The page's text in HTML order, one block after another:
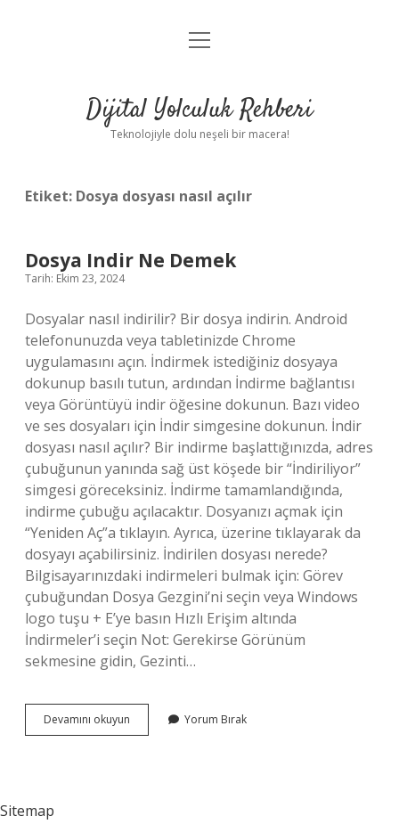
Anasayfa
Yasal Uyarı
menüyü
Dijital Yolculuk Rehberi
Teknolojiyle dolu neşeli bir macera!
Etiket: Dosya dosyası nasıl açılır
Dosya Indir Ne Demek
Tarih: Ekim 23, 2024
Dosyalar nasıl indirilir? Bir dosya indirin. Android
telefonunuzda veya tabletinizde Chrome
uygulamasını açın. İndirmek istediğiniz dosyaya
dokunup basılı tutun, ardından İndirme bağlantısı
veya Görüntüyü indir öğesine dokunun. Bazı video
ve ses dosyaları için İndir simgesine dokunun. İndir
dosyası nasıl açılır? Bir indirme başlattığınızda, adres
çubuğunun yanında sağ üst köşede bir “İndiriliyor”
simgesi göreceksiniz. İndirme tamamlandığında,
indirme çubuğu açılacaktır. Dosyanızı açmak için
“Yeniden Aç”a tıklayın. Ayrıca, üzerine tıklayarak da
dosyayı açabilirsiniz. İndirilen dosyası nerede?
Bilgisayarınızdaki indirmeleri bulmak için: Görev
çubuğundan Dosya Gezgini’ni seçin veya Windows
logo tuşu + E’ye basın Hızlı Erişim altında
İndirmeler’i seçin Not: Gerekirse Görünüm
sekmesine gidin, Gezinti…
Devamını okuyun
Indir
Yorum Bırak
Sitemap